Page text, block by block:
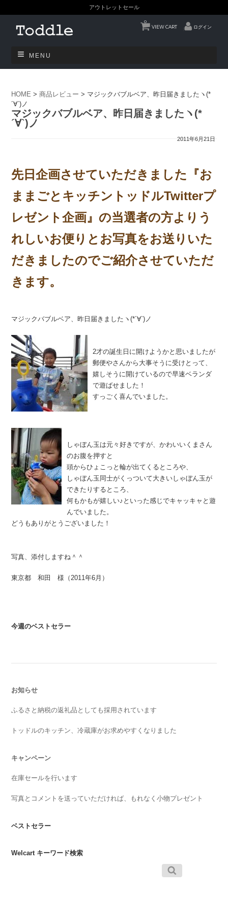
アウトレットセール
VIEW CART
0
ログイン
MENU
HOME >商品レビュー > マジックバブルベア、昨日届きましたヽ(*
´∀`)ノ
マジックバブルベア、昨日届きましたヽ(*
´∀`)ノ
2011年6月21日
先日企画させていただきました『お
ままごとキッチントッドルTwitterプ
レゼント企画』の当選者の方よりう
れしいお便りとお写真をお送りいた
だきましたのでご紹介させていただ
きます。
マジックバブルベア、昨日届きましたヽ(*´∀`)ノ
2才の誕生日に開けようかと思いましたが
郵便やさんから大事そうに受けとって、
嬉しそうに開けているので早速ベランダ
で遊ばせました！
すっごく喜んでいました。
しゃぼん玉は元々好きですが、かわいいくまさん
のお腹を押すと
頭からひょこっと輪が出てくるところや、
しゃぼん玉同士がくっついて大きいしゃぼん玉が
できたりするところ、
何もかもが嬉しい♪といった感じでキャッキャと遊
んでいました。
どうもありがとうございました！
写真、添付しますね＾＾
東京都 和田 様（2011年6月）
今週のベストセラー
お知らせ
ふるさと納税の返礼品としても採用されています
トッドルのキッチン、冷蔵庫がお求めやすくなりました
キャンペーン
在庫セールを行います
写真とコメントを送っていただければ、もれなく小物プレゼント
ベストセラー
Welcart キーワード検索